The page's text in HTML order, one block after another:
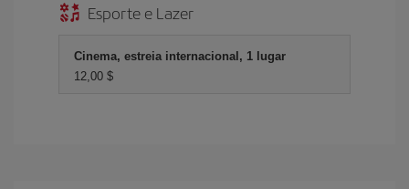
Esporte e Lazer
Cinema, estreia internacional, 1 lugar
12,00 $